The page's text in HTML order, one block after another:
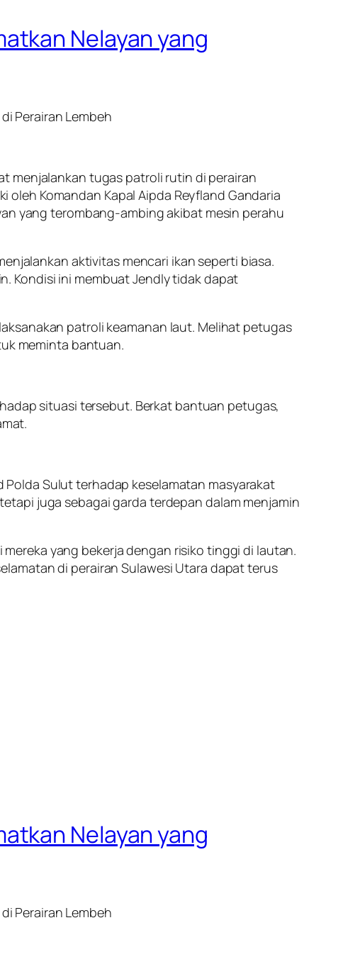
Nelayan yang
Perairan Lembeh
menjalankan tugas patroli rutin di perairan
oleh Komandan Kapal Aipda Reyfland Gandaria
yang terombang-ambing akibat mesin perahu
aktivitas mencari ikan seperti biasa.
Kondisi ini membuat Jendly tidak dapat
patroli keamanan laut. Melihat petugas
meminta bantuan.
situasi tersebut. Berkat bantuan petugas,
Sulut terhadap keselamatan masyarakat
juga sebagai garda terdepan dalam menjamin
yang bekerja dengan risiko tinggi di lautan.
di perairan Sulawesi Utara dapat terus
Nelayan yang
Perairan Lembeh